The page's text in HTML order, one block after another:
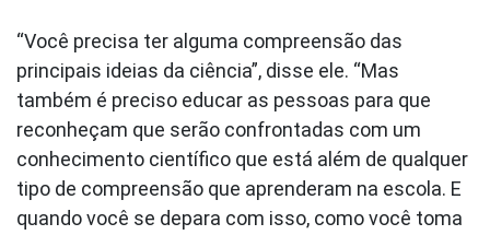
“Você precisa ter alguma compreensão das
principais ideias da ciência”, disse ele. “Mas
também é preciso educar as pessoas para que
reconheçam que serão confrontadas com um
conhecimento científico que está além de qualquer
tipo de compreensão que aprenderam na escola. E
quando você se depara com isso, como você toma